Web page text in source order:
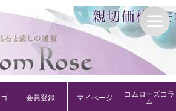
会員登録 マイページ
コムローズコラ
ム